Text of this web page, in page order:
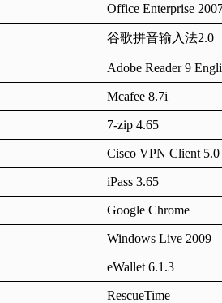
Office Enterprise
谷歌拼音输入法2.0
Adobe Reader 9
Mcafee 8.7i
7-zip 4.65
Cisco VPN Client 5.0
iPass 3.65
Google Chrome
Windows Live 2009
eWallet 6.1.3
RescueTime